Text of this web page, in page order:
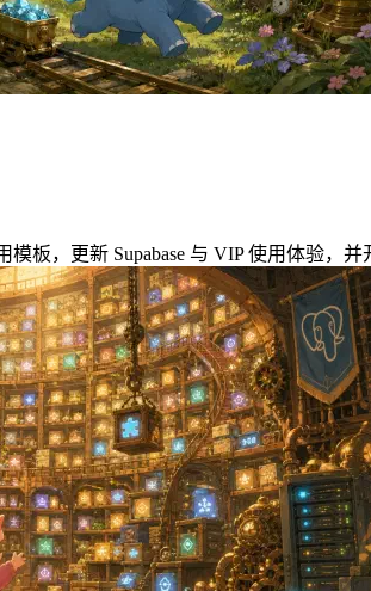
模板，更新 Supabase 与 VIP 使用体验